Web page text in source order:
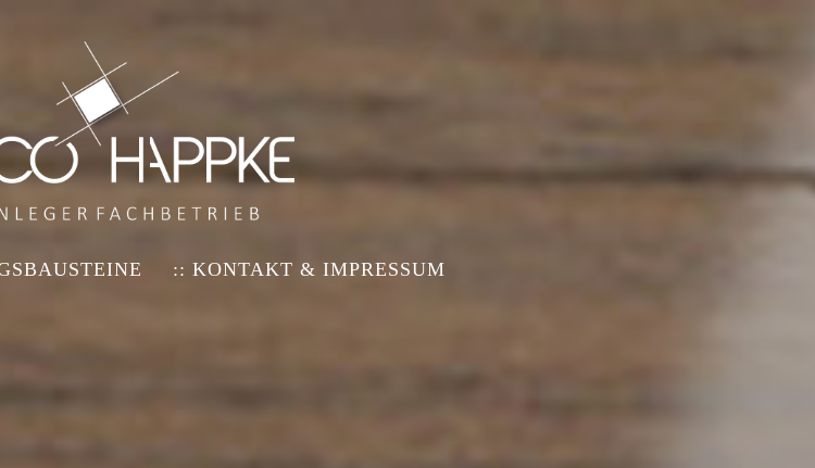
:: KONTAKT & IMPRESSUM